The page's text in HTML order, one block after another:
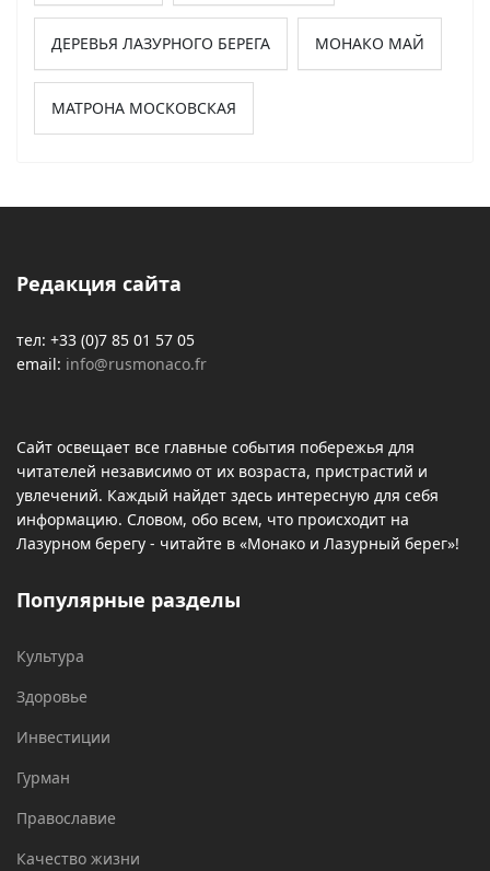
ДЕРЕВЬЯ ЛАЗУРНОГО БЕРЕГА МОНАКО МАЙ
МАТРОНА МОСКОВСКАЯ
Редакция сайта
тел: +33 (0)7 85 01 57 05
email: info@rusmonaco.fr
Сайт освещает все главные события побережья для
читателей независимо от их возраста, пристрастий и
увлечений. Каждый найдет здесь интересную для себя
информацию. Словом, обо всем, что происходит на
Лазурном берегу - читайте в «Монако и Лазурный берег»!
Популярные разделы
Культура
Здоровье
Инвестиции
Гурман
Православие
Качество жизни